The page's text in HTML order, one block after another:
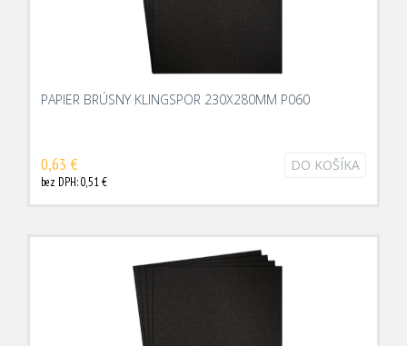
PAPIER BRÚSNY KLINGSPOR 230X280MM P060
0,63 €
bez DPH: 0,51 €
DO KOŠÍKA